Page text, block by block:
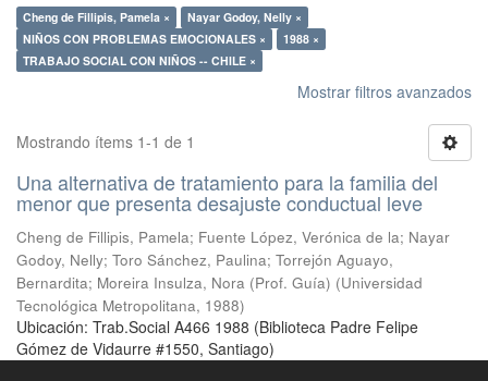
Cheng de Fillipis, Pamela ×
Nayar Godoy, Nelly ×
NIÑOS CON PROBLEMAS EMOCIONALES ×
1988 ×
TRABAJO SOCIAL CON NIÑOS -- CHILE ×
Mostrar filtros avanzados
Mostrando ítems 1-1 de 1
Una alternativa de tratamiento para la familia del
menor que presenta desajuste conductual leve
Cheng de Fillipis, Pamela; Fuente López, Verónica de la; Nayar
Godoy, Nelly; Toro Sánchez, Paulina; Torrejón Aguayo,
Bernardita; Moreira Insulza, Nora (Prof. Guía) (Universidad
Tecnológica Metropolitana, 1988)
Ubicación: Trab.Social A466 1988 (Biblioteca Padre Felipe
Gómez de Vidaurre #1550, Santiago)